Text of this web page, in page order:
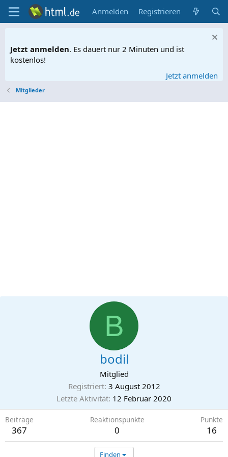
Anmelden Registrieren
Jetzt anmelden. Es dauert nur 2 Minuten und ist
kostenlos!
Jetzt anmelden
Mitglieder
B
bodil
Mitglied
Registriert 3 August 2012
Letzte Aktivität 12 Februar 2020
Beiträge
367
Reaktionspunkte
0
Punkte
16
Finden